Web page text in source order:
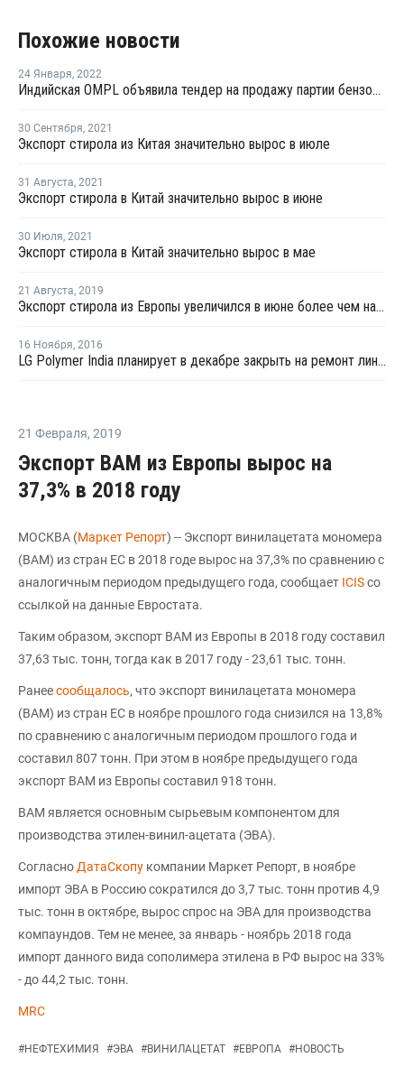
Похожие новости
24 Января, 2022
Индийская OMPL объявила тендер на продажу партии бензола с отгрузкой в феврале
30 Сентября, 2021
Экспорт стирола из Китая значительно вырос в июле
31 Августа, 2021
Экспорт стирола в Китай значительно вырос в июне
30 Июля, 2021
Экспорт стирола в Китай значительно вырос в мае
21 Августа, 2019
Экспорт стирола из Европы увеличился в июне более чем на треть - Евростат
16 Ноября, 2016
LG Polymer India планирует в декабре закрыть на ремонт линию по выпуску ПС
21 Февраля, 2019
Экспорт ВАМ из Европы вырос на
37,3% в 2018 году
МОСКВА (Маркет Репорт) -- Экспорт винилацетата мономера
(ВАМ) из стран ЕС в 2018 годe вырос на 37,3% по сравнению с
аналогичным периодом предыдущего года, сообщает ICISсо
ссылкой на данные Евростата.
Таким образом, экспорт ВАМ из Европы в 2018 году составил
37,63 тыс. тонн, тогда как в 2017 году - 23,61 тыс. тонн.
Ранеесообщалось, что экспорт винилацетата мономера
(ВАМ) из стран ЕС в ноябре прошлого года снизился на 13,8%
по сравнению с аналогичным периодом прошлого года и
составил 807 тонн. При этом в ноябре предыдущего года
экспорт ВАМ из Европы составил 918 тонн.
ВАМ является основным сырьевым компонентом для
производства этилен-винил-ацетата (ЭВА).
Согласно ДатаСкопу компании Маркет Репорт, в ноябре
импорт ЭВА в Россию сократился до 3,7 тыс. тонн против 4,9
тыс. тонн в октябре, вырос спрос на ЭВА для производства
компаундов. Тем не менее, за январь - ноябрь 2018 года
импорт данного вида сополимера этилена в РФ вырос на 33%
- до 44,2 тыс. тонн.
MRC
#НЕФТЕХИМИЯ #ЭВА #ВИНИЛАЦЕТАТ #ЕВРОПА #НОВОСТЬ